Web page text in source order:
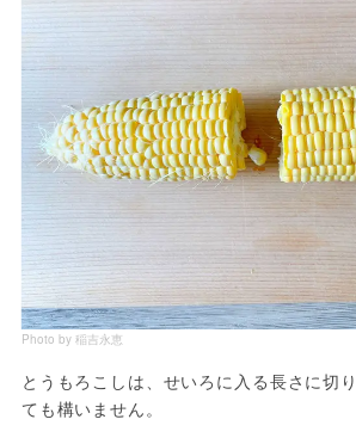
Photo by 稲吉永恵
とうもろこしは、せいろに入る長さに切
ても構いません。